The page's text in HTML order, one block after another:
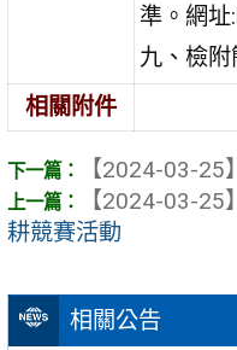
相關公告
準。網址
九、檢附
相關附件
【2024-03-25】
【2024-03-25】
耕競賽活動